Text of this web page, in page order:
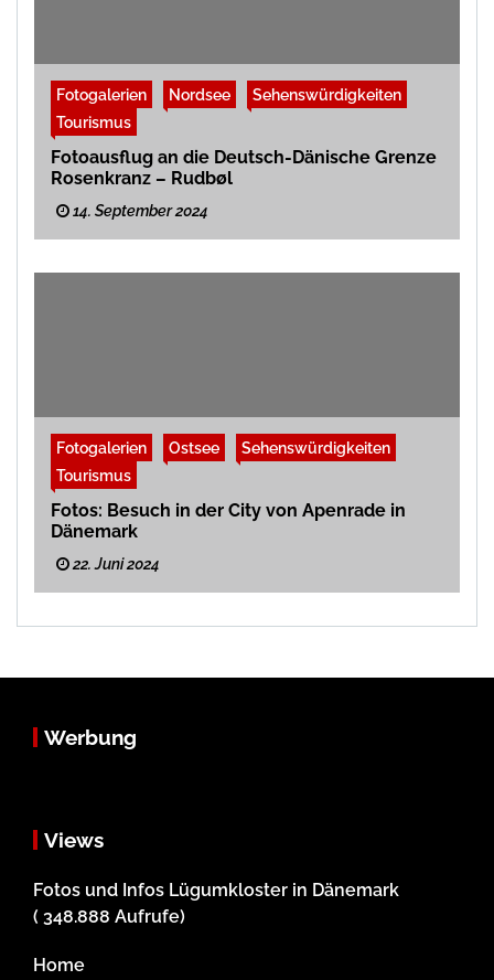
Fotogalerien Nordsee
Sehenswürdigkeiten
Tourismus
Fotoausflug an die Deutsch-Dänische Grenze
Rosenkranz – Rudbøl
14. September 2024
Fotogalerien Ostsee
Sehenswürdigkeiten
Tourismus
Fotos: Besuch in der City von Apenrade in
Dänemark
22. Juni 2024
Werbung
Views
Fotos und Infos Lügumkloster in Dänemark
( 348.888 Aufrufe)
Home